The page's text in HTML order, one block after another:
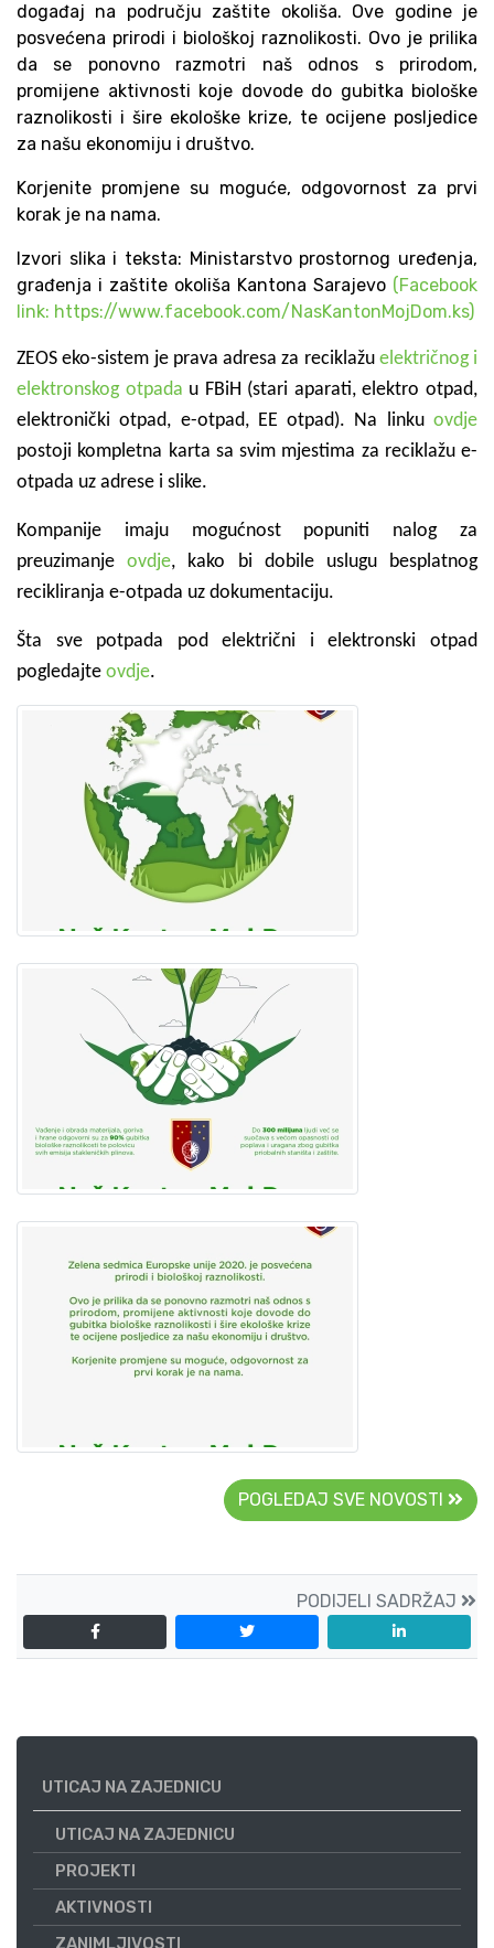
događaj na području zaštite okoliša. Ove godine je
posvećena prirodi i biološkoj raznolikosti. Ovo je prilika
da se ponovno razmotri naš odnos s prirodom,
promijene aktivnosti koje dovode do gubitka biološke
raznolikosti i šire ekološke krize, te ocijene posljedice
za našu ekonomiju i društvo.
Korjenite promjene su moguće, odgovornost za prvi
korak je na nama.
Izvori slika i teksta: Ministarstvo prostornog uređenja,
građenja i zaštite okoliša Kantona Sarajevo (Facebook
link: https://www.facebook.com/NasKantonMojDom.ks)
ZEOS eko-sistem je prava adresa za reciklažu električnog i
elektronskog otpada u FBiH (stari aparati, elektro otpad,
elektronički otpad, e-otpad, EE otpad). Na linku ovdje
postoji kompletna karta sa svim mjestima za reciklažu e-
otpada uz adrese i slike.
Kompanije imaju mogućnost popuniti nalog za
preuzimanjeovdje, kako bi dobile uslugu besplatnog
recikliranja e-otpada uz dokumentaciju.
Šta sve potpada pod električni i elektronski otpad
pogledajte ovdje.
POGLEDAJ SVE NOVOSTI
PODIJELI SADRŽAJ
UTICAJ NA ZAJEDNICU
UTICAJ NA ZAJEDNICU
PROJEKTI
AKTIVNOSTI
ZANIMLJIVOSTI